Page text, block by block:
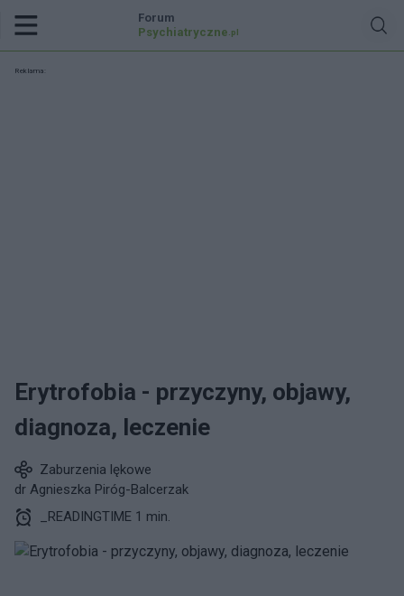
Forum
Psychiatryczne .pl
Reklama:
Erytrofobia - przyczyny, objawy,
diagnoza, leczenie
Zaburzenia lękowe
dr Agnieszka Piróg-Balcerzak
_READINGTIME 1 min.